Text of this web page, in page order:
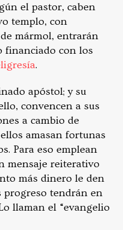
el pastor, caben
templo, con
mármol, entrarán
financiado con los
.
apóstol; y su
convencen a sus
a cambio de
amasan fortunas
Para eso emplean
mensaje reiterativo
más dinero le den
progreso tendrán en
llaman el “evangelio